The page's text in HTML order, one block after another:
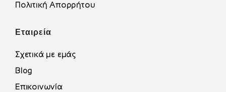
Πολιτική Απορρήτου
Εταιρεία
Σχετικά με εμάς
Blog
Επικοινωνία